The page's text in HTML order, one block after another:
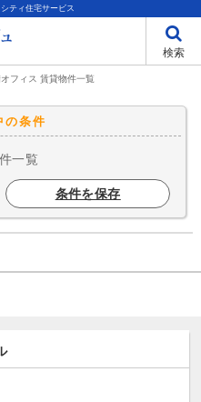
ティ住宅サービス
検索
フィス 賃貸物件一覧
の条件
一覧
条件を保存